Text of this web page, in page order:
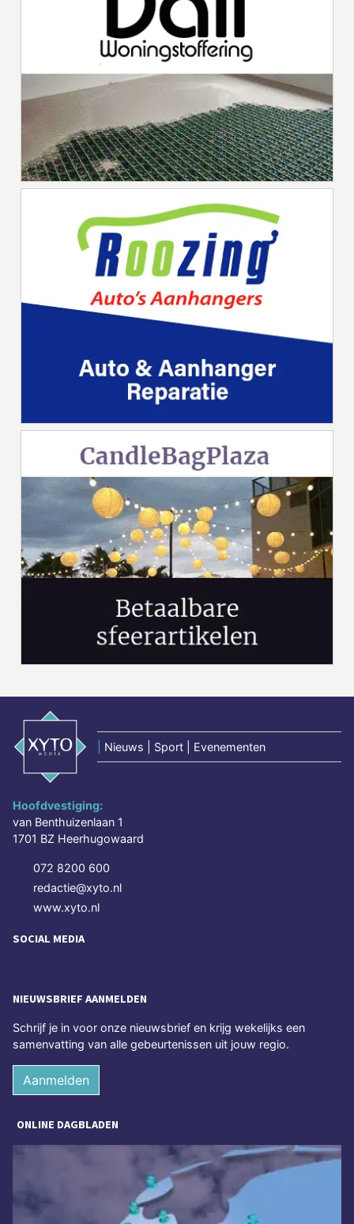
Nieuws | Sport | Evenementen
Hoofdvestiging:
van Benthuizenlaan 1
1701 BZ Heerhugowaard
072 8200 600
redactie@xyto.nl
www.xyto.nl
SOCIAL MEDIA
NIEUWSBRIEF AANMELDEN
Schrijf je in voor onze nieuwsbrief en krijg wekelijks een
samenvatting van alle gebeurtenissen uit jouw regio.
Aanmelden
ONLINE DAGBLADEN